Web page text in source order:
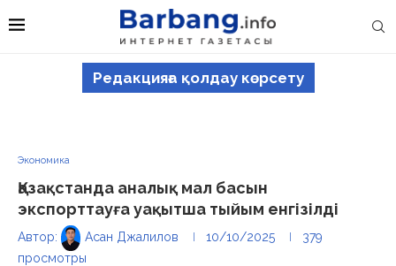
Редакцияға қолдау көрсету
Экономика
Қазақстанда аналық мал басын
экспорттауға уақытша тыйым енгізілді
Автор: Асан Джалилов 10/10/2025
379
просмотры